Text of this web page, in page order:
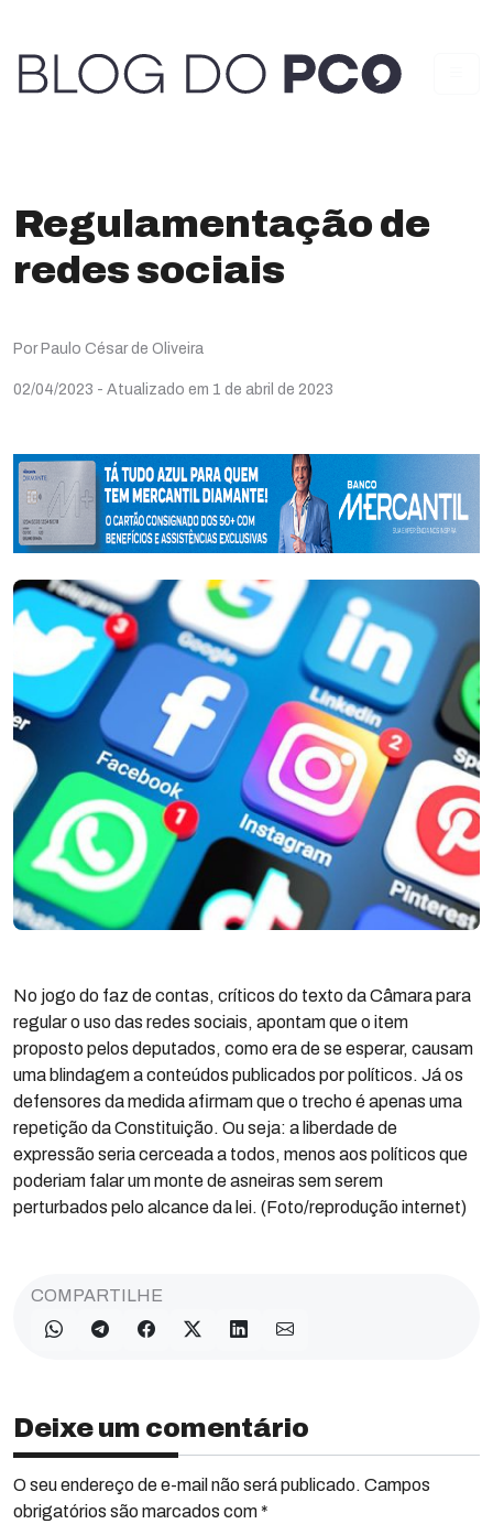
Regulamentação de
redes sociais
Por Paulo César de Oliveira
02/04/2023 - Atualizado em 1 de abril de 2023
No jogo do faz de contas, críticos do texto da Câmara para
regular o uso das redes sociais, apontam que o item
proposto pelos deputados, como era de se esperar, causam
uma blindagem a conteúdos publicados por políticos. Já os
defensores da medida afirmam que o trecho é apenas uma
repetição da Constituição. Ou seja: a liberdade de
expressão seria cerceada a todos, menos aos políticos que
poderiam falar um monte de asneiras sem serem
perturbados pelo alcance da lei. (Foto/reprodução internet)
COMPARTILHE
Deixe um comentário
O seu endereço de e-mail não será publicado. Campos
obrigatórios são marcados com *